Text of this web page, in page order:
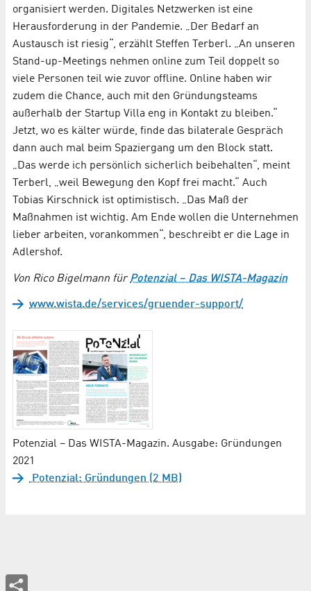
organisiert werden. Digitales Netzwerken ist eine
Herausforderung in der Pandemie. „Der Bedarf an
Austausch ist riesig“, erzählt Steffen Terberl. „An unseren
Stand-up-Meetings nehmen online zum Teil doppelt so
viele Personen teil wie zuvor offline. Online haben wir
zudem die Chance, auch mit den Gründungsteams
außerhalb der Startup Villa eng in Kontakt zu bleiben.“
Jetzt, wo es kälter würde, finde das bilaterale Gespräch
dann auch mal beim Spaziergang um den Block statt.
„Das werde ich persönlich sicherlich beibehalten“, meint
Terberl, „weil Bewegung den Kopf frei macht.“ Auch
Tobias Kirschnick ist optimistisch. „Das Maß der
Maßnahmen ist wichtig. Am Ende wollen die Unternehmen
lieber arbeiten, vorankommen“, beschreibt er die Lage in
Adlershof.
Von Rico Bigelmann fürPotenzial – Das WISTA-Magazin
www.wista.de/services/gruender-support/
Potenzial – Das WISTA-Magazin. Ausgabe: Gründungen
2021
Potenzial: Gründungen (2 MB)